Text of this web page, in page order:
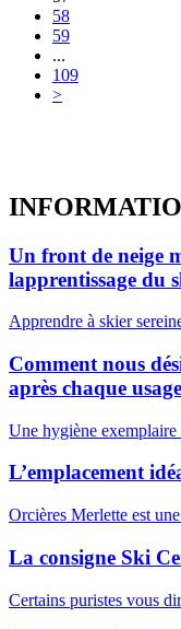
58
59
...
109
>
Un front de neige
lapprentissage du
Apprendre à skier
Comment nous
après chaque usage
Une hygiène
L’emplacement
Orcières Merlette est
La consigne Ski
Certains puristes vous